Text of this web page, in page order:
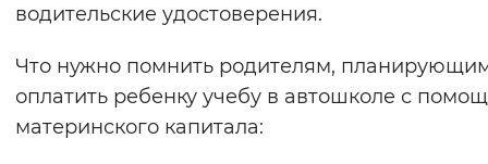
Вернуть стандартные настройки
водительские удостоверения.
Что нужно помнить родителям,
оплатить ребенку учебу в автошколе с
материнского капитала: